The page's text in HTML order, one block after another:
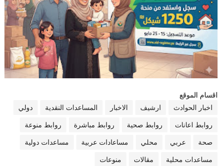
اقسام الموقع
اخبار الحوادث
ارشيف الاخبار المساعدات النقدية دولي
روابط اعانات روابط صحية روابط مباشرة روابط منوعة
صحة عربي محلي مساعادات عربية مساعدات دولية
مساعدات محلية مقالات منوعات